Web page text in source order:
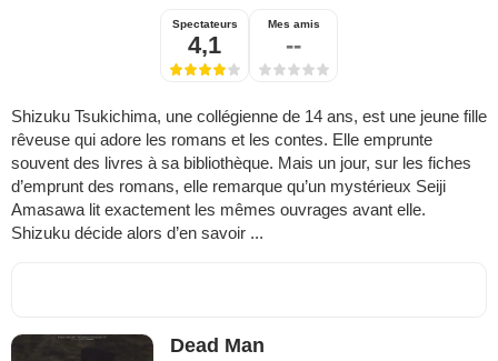
Spectateurs
4,1
Mes amis
--
Shizuku Tsukichima, une collégienne de 14 ans, est une jeune fille
rêveuse qui adore les romans et les contes. Elle emprunte
souvent des livres à sa bibliothèque. Mais un jour, sur les fiches
d’emprunt des romans, elle remarque qu’un mystérieux Seiji
Amasawa lit exactement les mêmes ouvrages avant elle.
Shizuku décide alors d’en savoir ...
Dead Man